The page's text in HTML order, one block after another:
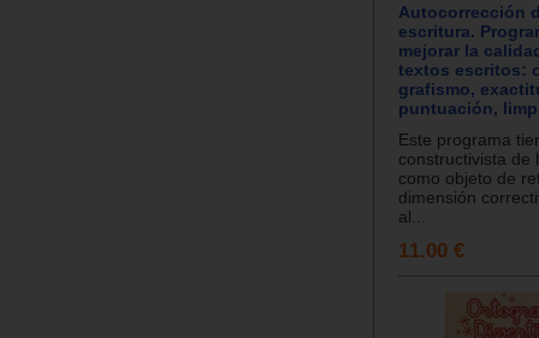
Autocorrección
escritura.
mejorar la
textos escritos:
grafismo,
puntuación,
Este programa
constructivista de
como objeto de
dimensión
al...
11.00 €